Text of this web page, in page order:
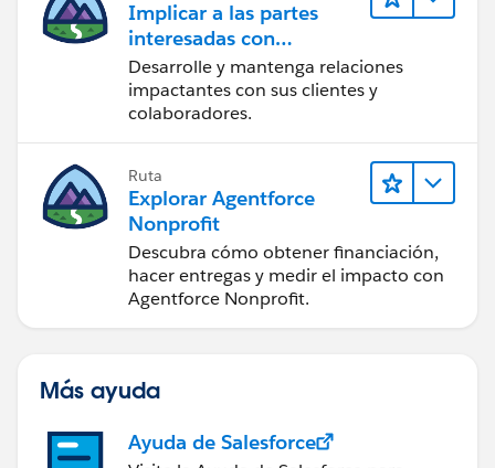
Implicar a las partes
interesadas con
Nonprofit Success Pack
Desarrolle y mantenga relaciones
impactantes con sus clientes y
colaboradores.
Ruta
Explorar Agentforce
Nonprofit
Descubra cómo obtener financiación,
hacer entregas y medir el impacto con
Agentforce Nonprofit.
Más ayuda
Ayuda de Salesforce